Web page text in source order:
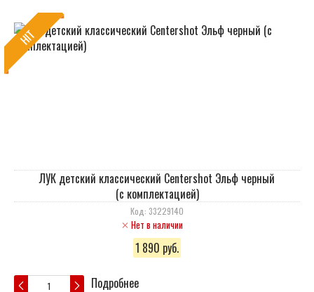
HIT
ЛУК детский классический Centershot Эльф черный
(с комплектацией)
Код: 33229140
Нет в наличии
1 890 руб.
Подробнее